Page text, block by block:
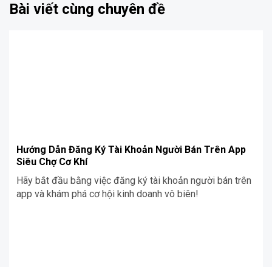
Bài viết cùng chuyên đề
Hướng Dẫn Đăng Ký Tài Khoản Người Bán Trên App
Siêu Chợ Cơ Khí
Hãy bắt đầu bằng việc đăng ký tài khoản người bán trên
app và khám phá cơ hội kinh doanh vô biên!